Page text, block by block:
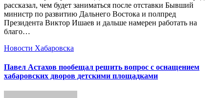
рассказал, чем будет заниматься после отставки Бывший
министр по развитию Дальнего Востока и полпред
Президента Виктор Ишаев и дальше намерен работать на
благо…
Новости Хабаровска
Павел Астахов пообещал решить вопрос с оснащением
хабаровских дворов детскими площадками